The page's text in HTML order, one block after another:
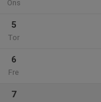
Ons
5
Tor
6
Fre
7